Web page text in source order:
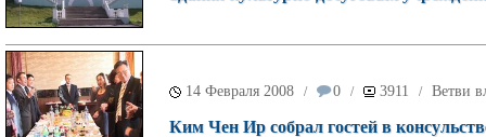
14 Февраля 2008 / 0 / 3911 / Ветви
Ким Чен Ир собрал гостей в